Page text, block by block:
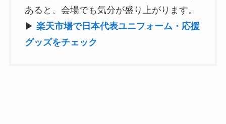
あると、会場でも気分が盛り上がります。
▶ 楽天市場で日本代表ユニフォーム・応援
グッズをチェック